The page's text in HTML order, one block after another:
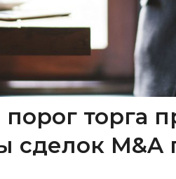
торга
сделок M&A